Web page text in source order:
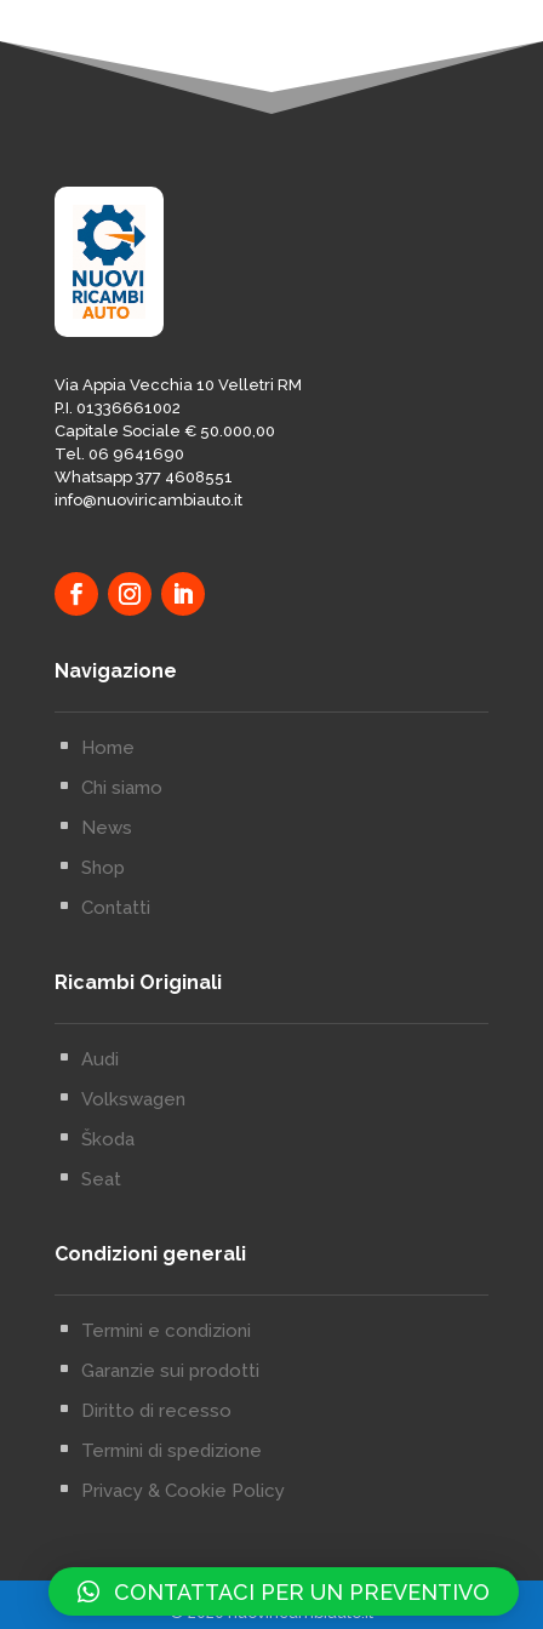
Via Appia Vecchia 10 Velletri RM
P.I. 01336661002
Capitale Sociale € 50.000,00
Tel. 06 9641690
Whatsapp 377 4608551
info@nuoviricambiauto.it
Navigazione
^ Home
^ Chi siamo
^ News
^ Shop
^ Contatti
Ricambi Originali
^ Audi
^ Volkswagen
^ Škoda
^ Seat
Condizioni generali
^ Termini e condizioni
^ Garanzie sui prodotti
^ Diritto di recesso
^ Termini di spedizione
^ Privacy & Cookie Policy
© 2020 nuoviricambiauto.it
CONTATTACI PER UN PREVENTIVO